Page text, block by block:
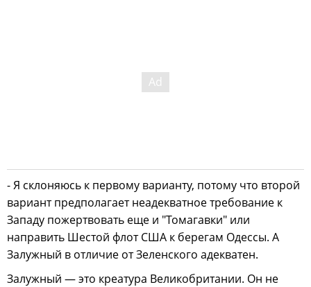
- Я склоняюсь к первому варианту, потому что второй
вариант предполагает неадекватное требование к
Западу пожертвовать еще и "Томагавки" или
направить Шестой флот США к берегам Одессы. А
Залужный в отличие от Зеленского адекватен.
Залужный — это креатура Великобритании. Он не